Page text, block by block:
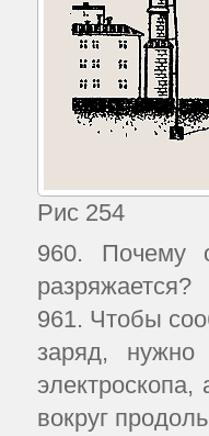
Рис 254
960. Почему
разряжается?
961. Чтобы
заряд, нужно
вокруг